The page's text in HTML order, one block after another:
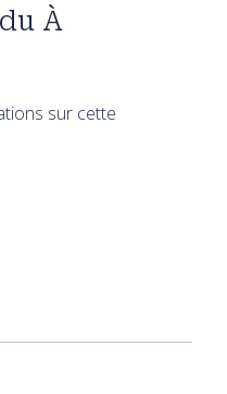
À
sur cette